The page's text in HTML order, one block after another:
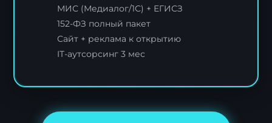
МИС (Медиалог/1С) + ЕГИСЗ
152-ФЗ полный пакет
Сайт + реклама к открытию
IT-аутсорсинг 3 мес
Заявка на стратегию
цифровизации